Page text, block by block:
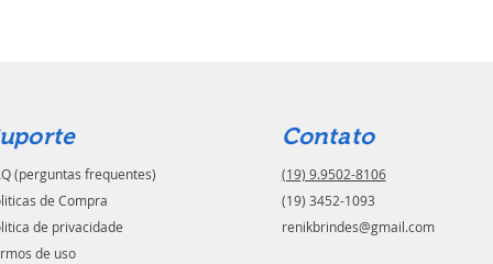
(perguntas frequentes)
de Compra
de privacidade
de uso
Contato
(19) 9.9502-8106
(19) 3452-1093
renikbrindes@gmail.com